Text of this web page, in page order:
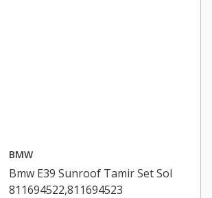
BMW
Bmw E39 Sunroof Tamir Set Sol
811694522,811694523